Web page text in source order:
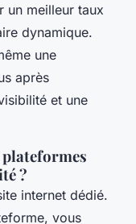
un meilleur taux
dynamique.
une
après
et une
?
internet dédié.
vous